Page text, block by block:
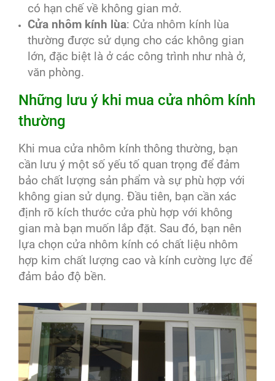
có hạn chế về không gian mở.
Cửa nhôm kính lùa: Cửa nhôm kính lùa
thường được sử dụng cho các không gian
lớn, đặc biệt là ở các công trình như nhà ở,
văn phòng.
Những lưu ý khi mua cửa nhôm kính
thường
Khi mua cửa nhôm kính thông thường, bạn
cần lưu ý một số yếu tố quan trọng để đảm
bảo chất lượng sản phẩm và sự phù hợp với
không gian sử dụng. Đầu tiên, bạn cần xác
định rõ kích thước cửa phù hợp với không
gian mà bạn muốn lắp đặt. Sau đó, bạn nên
lựa chọn cửa nhôm kính có chất liệu nhôm
hợp kim chất lượng cao và kính cường lực để
đảm bảo độ bền.